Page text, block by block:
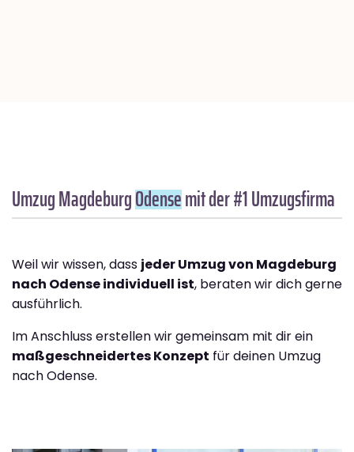
Umzug MagdeburgOdensemit der #1 Umzugsfirma
Weil wir wissen, dass jeder Umzug von Magdeburg
nach Odense individuell ist, beraten wir dich gerne
ausführlich.
Im Anschluss erstellen wir gemeinsam mit dir ein
maßgeschneidertes Konzept für deinen Umzug
nach Odense.